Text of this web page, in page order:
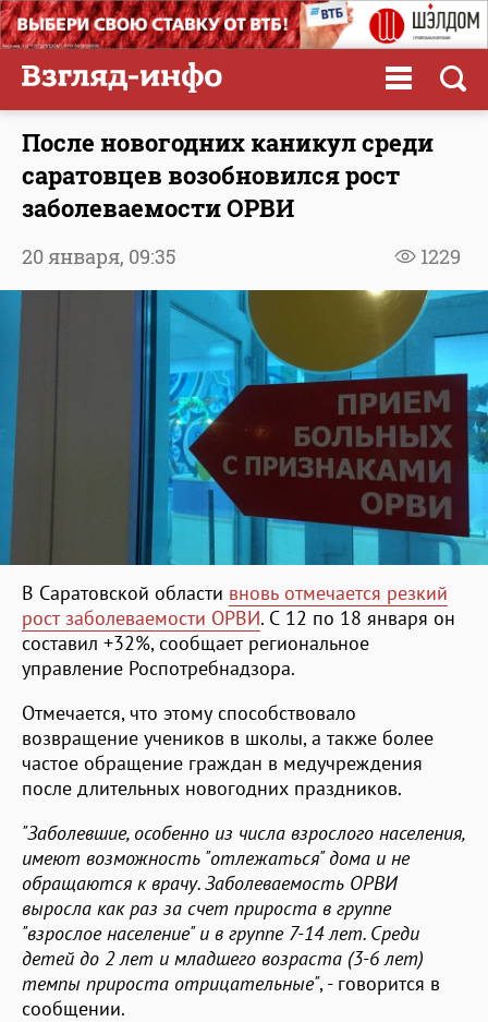
После новогодних каникул среди
саратовцев возобновился рост
заболеваемости ОРВИ
1229
20 января, 09:35
В Саратовской области вновь отмечается резкий
рост заболеваемости ОРВИ. С 12 по 18 января он
составил +32%, сообщает региональное
управление Роспотребнадзора.
Отмечается, что этому способствовало
возвращение учеников в школы, а также более
частое обращение граждан в медучреждения
после длительных новогодних праздников.
"Заболевшие, особенно из числа взрослого населения,
имеют возможность "отлежаться" дома и не
обращаются к врачу. Заболеваемость ОРВИ
выросла как раз за счет прироста в группе
"взрослое население" и в группе 7-14 лет. Среди
детей до 2 лет и младшего возраста (3-6 лет)
темпы прироста отрицательные", - говорится в
сообщении.